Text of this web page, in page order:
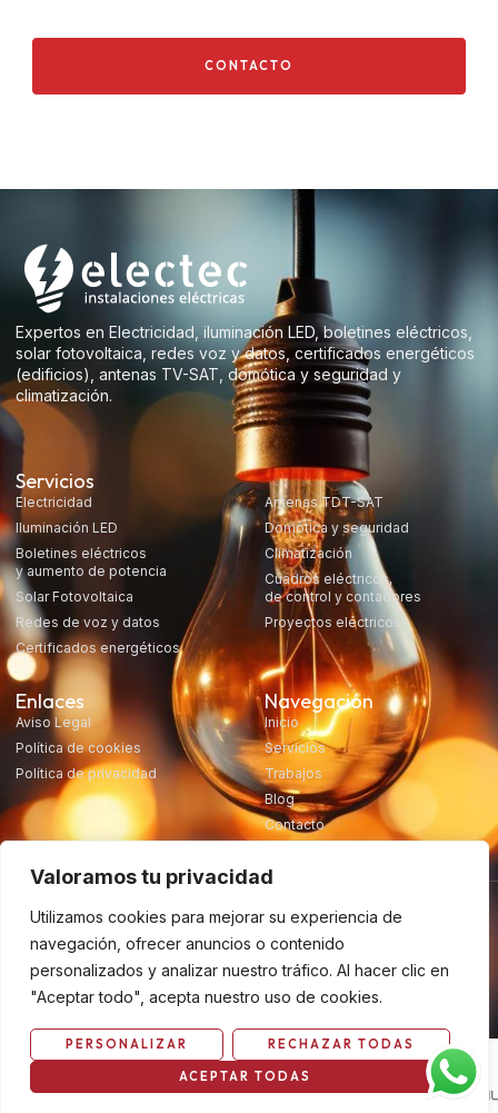
Valoramos tu privacidad
Utilizamos cookies para mejorar su experiencia de
navegación, ofrecer anuncios o contenido
personalizados y analizar nuestro tráfico. Al hacer clic en
"Aceptar todo", acepta nuestro uso de cookies.
PERSONALIZAR RECHAZAR TODAS
ACEPTAR TODAS
CONTACTO
Expertos en Electricidad, iluminación LED, boletines eléctricos,
solar fotovoltaica, redes voz y datos, certificados energéticos
(edificios), antenas TV-SAT, domótica y seguridad y
climatización.
Servicios
Electricidad
Iluminación LED
Boletines eléctricos
y aumento de potencia
Solar Fotovoltaica
Redes de voz y datos
Certificados energéticos
Antenas TDT-SAT
Domótica y seguridad
Climatización
Cuadros eléctricos,
de control y contadores
Proyectos eléctricos
Navegación
Inicio
Servicios
Trabajos
Blog
Contacto
Enlaces
Aviso Legal
Política de cookies
Política de privacidad
Desarrollado por Tuacte
Copyright 2024, Electec, derechos reservados